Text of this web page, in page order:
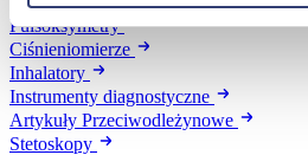
Pulsoksymetry
Ciśnieniomierze
Inhalatory
Instrumenty diagnostyczne
Artykuły Przeciwodleżynowe
Stetoskopy